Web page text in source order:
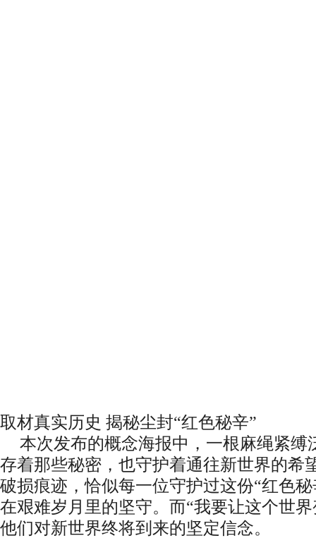
取材真实历史 揭秘尘封“红色秘辛”
本次发布的概念海报中，一根麻绳紧缚
存着那些秘密，也守护着通往新世界的希
破损痕迹，恰似每一位守护过这份“红色
在艰难岁月里的坚守。而“我要让这个世
他们对新世界终将到来的坚定信念。